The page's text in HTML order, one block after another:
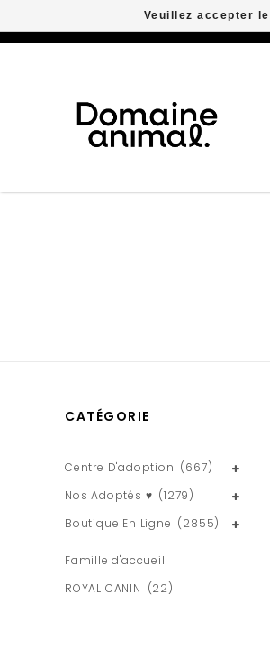
CATÉGORIE
Centre D'adoption (667)
Nos Adoptés ♥ (1279)
Boutique En Ligne (2855)
Famille d'accueil
ROYAL CANIN (22)
Veuillez accepter